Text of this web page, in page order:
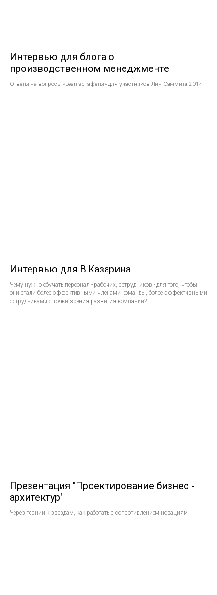
Интервью для блога о
производственном менеджменте
Ответы на вопросы «Lean-эстафеты»​ для участников Лин Саммита 2014
Интервью для В.Казарина
Чему нужно обучать персонал - рабочих, сотрудников - для того, чтобы
они стали более эффективными членами команды, более эффективными
сотрудниками с точки зрения развития компании?
Презентация "Проектирование бизнес -
архитектур"
Через тернии к звездам, как работать с сопротивлением новациям